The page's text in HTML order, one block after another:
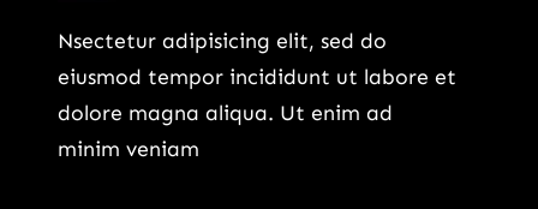
Nsectetur adipisicing elit, sed do
eiusmod tempor incididunt ut labore et
dolore magna aliqua. Ut enim ad
minim veniam